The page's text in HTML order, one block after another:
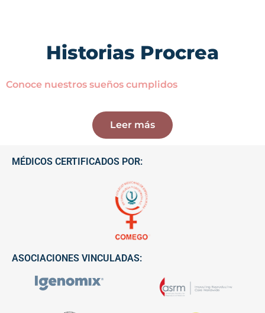
Historias Procrea
Conoce nuestros sueños cumplidos
Leer más
MÉDICOS CERTIFICADOS POR:
ASOCIACIONES VINCULADAS: